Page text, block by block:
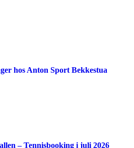
hos Anton Sport Bekkestua
– Tennisbooking i juli 2026